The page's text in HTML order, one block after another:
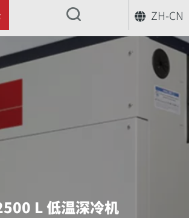
ZH-CN
MaxCool 低温深冷机 MaxCool
L 低温深冷机